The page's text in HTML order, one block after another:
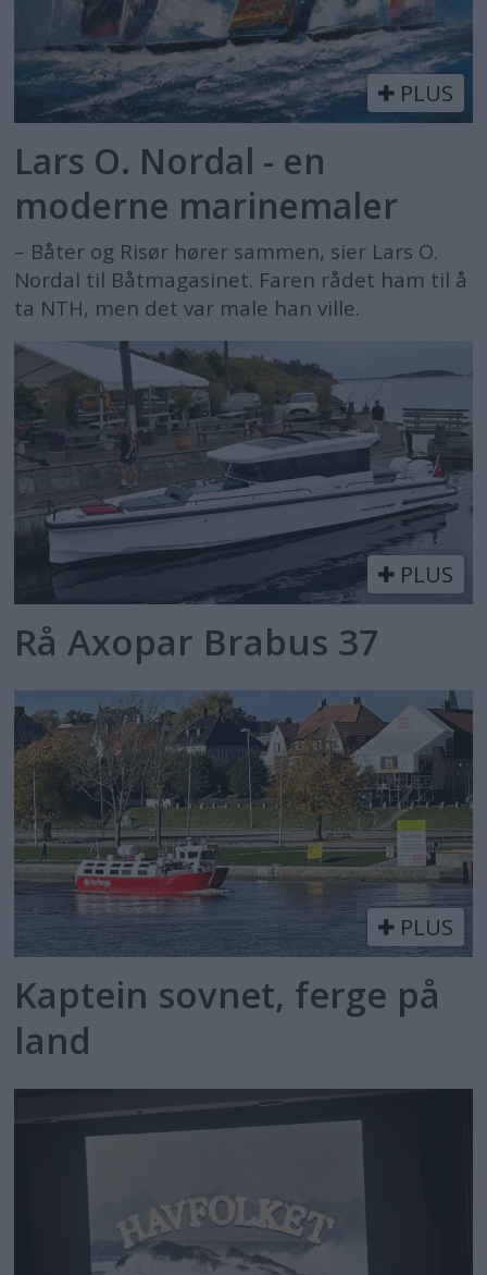
PLUS
Lars O. Nordal - en
moderne marinemaler
– Båter og Risør hører sammen, sier Lars O.
Nordal til Båtmagasinet. Faren rådet ham til å
ta NTH, men det var male han ville.
PLUS
Rå Axopar Brabus 37
PLUS
Kaptein sovnet, ferge på
land